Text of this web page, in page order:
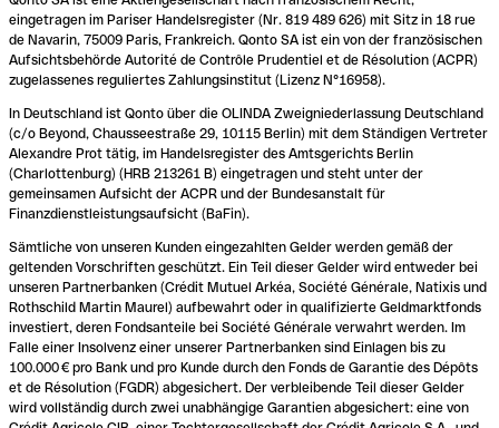
eingetragen im Pariser Handelsregister (Nr. 819 489 626) mit Sitz in 18 rue
de Navarin, 75009 Paris, Frankreich. Qonto SA ist ein von der französischen
Aufsichtsbehörde Autorité de Contrôle Prudentiel et de Résolution (ACPR)
zugelassenes reguliertes Zahlungsinstitut (Lizenz N°16958).
In Deutschland ist Qonto über die OLINDA Zweigniederlassung Deutschland
(c/o Beyond, Chausseestraße 29, 10115 Berlin) mit dem Ständigen Vertreter
Alexandre Prot tätig, im Handelsregister des Amtsgerichts Berlin
(Charlottenburg) (HRB 213261 B) eingetragen und steht unter der
gemeinsamen Aufsicht der ACPR und der Bundesanstalt für
Finanzdienstleistungsaufsicht (BaFin).
Sämtliche von unseren Kunden eingezahlten Gelder werden gemäß der
geltenden Vorschriften geschützt. Ein Teil dieser Gelder wird entweder bei
unseren Partnerbanken (Crédit Mutuel Arkéa, Société Générale, Natixis und
Rothschild Martin Maurel) aufbewahrt oder in qualifizierte Geldmarktfonds
investiert, deren Fondsanteile bei Société Générale verwahrt werden. Im
Falle einer Insolvenz einer unserer Partnerbanken sind Einlagen bis zu
100.000 € pro Bank und pro Kunde durch den Fonds de Garantie des Dépôts
et de Résolution (FGDR) abgesichert. Der verbleibende Teil dieser Gelder
wird vollständig durch zwei unabhängige Garantien abgesichert: eine von